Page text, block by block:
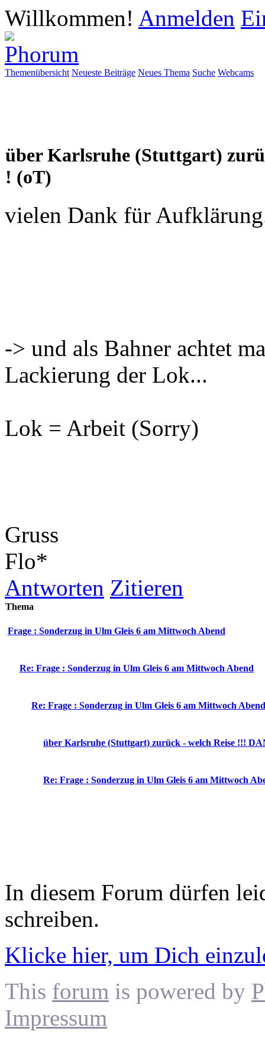
Willkommen! Anmelden
Themenübersicht Neueste Beiträge Neues Thema Suche Webcams
über Karlsruhe (Stuttgart)
! (oT)
vielen Dank für
-> und als Bahner achtet
Lackierung der Lok...
Lok = Arbeit (Sorry)
Gruss
Flo*
Antworten Zitieren
Thema
Frage : Sonderzug in Ulm Gleis 6 am Mittwoch Abend
Re: Frage : Sonderzug in Ulm Gleis 6 am Mittwoch Abend
Re: Frage : Sonderzug in Ulm Gleis 6 am Mittwoch Abend
über Karlsruhe (Stuttgart) zurück - welch Reise !!!
Re: Frage : Sonderzug in Ulm Gleis 6 am Mittwoch
In diesem Forum dürfen
schreiben.
Klicke hier, um Dich
This forum is powered by
Impressum